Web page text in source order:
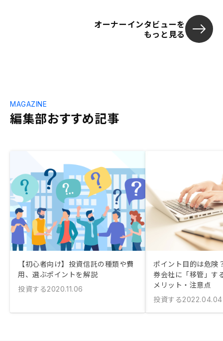
オーナーインタビューを
もっと見る
編集部おすすめ記事
MAGAZINE
【初心者向け】投資信託の種類や費
用、選ぶポイントを解説
投資する2020.11.06
ポイント目的は危険
券会社に「移管」す
メリット・注意点
投資する2022.04.04